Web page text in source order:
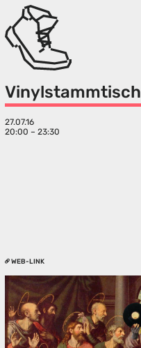
Vinylstammtisch
27.07.16
20:00 – 23:30
WEB-LINK